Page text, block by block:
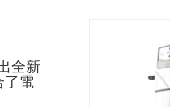
全新
了電